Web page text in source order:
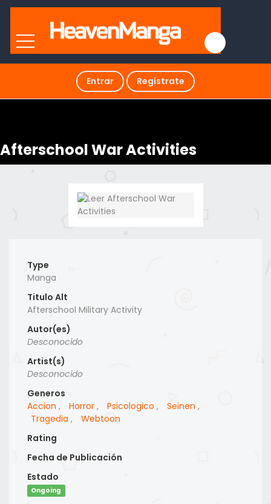
Entrar Regístrate
Afterschool War Activities
Type
Manga
Titulo Alt
Afterschool Military Activity
Autor(es)
Desconocido
Artist(s)
Desconocido
Generos
Accion , Horror , Psicologico , Seinen ,
Tragedia ,
Webtoon
Rating
Fecha de Publicación
Estado
Ongoing